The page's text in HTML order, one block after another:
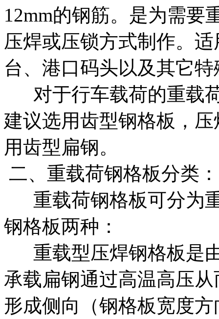
12mm的钢筋。是为需要
压焊或压锁方式制作。
台、港口码头以及其它
对于行车载荷的重载
建议选用齿型钢格板，
用齿型扁钢。
二、重载荷钢格板分
重载荷钢格板可分为
钢格板两种：
重载型压焊钢格板是
承载扁钢通过高温高压
形成侧向（钢格板宽度